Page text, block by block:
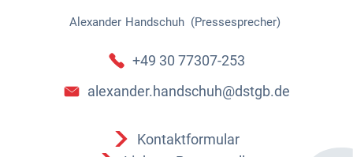
Alexander Handschuh (Pressesprecher)
Alexander Handschuh
+49 30 77307-253
alexander.handschuh@dstgb.de
Kontaktformular